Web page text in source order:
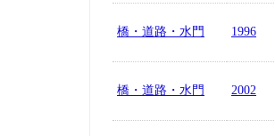
橋・道路・水門 1996
橋・道路・水門 2002